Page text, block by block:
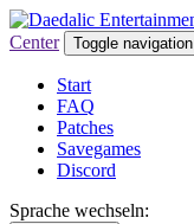
Center
Toggle navigation
Start
FAQ
Patches
Savegames
Discord
Sprache wechseln: